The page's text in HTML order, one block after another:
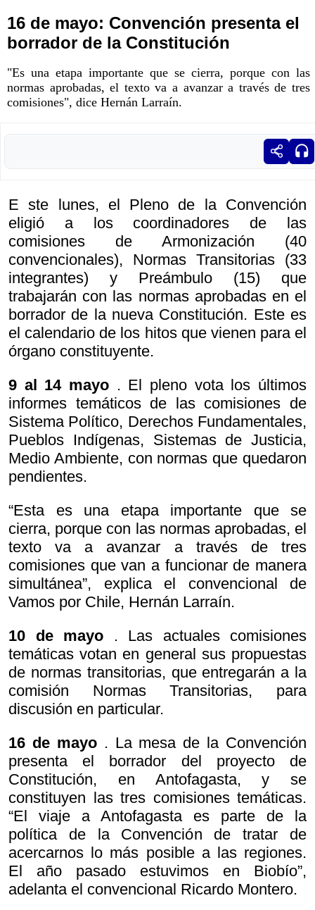
16 de mayo: Convención presenta el
borrador de la Constitución
"Es una etapa importante que se cierra, porque con las
normas aprobadas, el texto va a avanzar a través de tres
comisiones", dice Hernán Larraín.
E ste lunes, el Pleno de la Convención
eligió a los coordinadores de las
comisiones de Armonización (40
convencionales), Normas Transitorias (33
integrantes) y Preámbulo (15) que
trabajarán con las normas aprobadas en el
borrador de la nueva Constitución. Este es
el calendario de los hitos que vienen para el
órgano constituyente.
9 al 14 mayo . El pleno vota los últimos
informes temáticos de las comisiones de
Sistema Político, Derechos Fundamentales,
Pueblos Indígenas, Sistemas de Justicia,
Medio Ambiente, con normas que quedaron
pendientes.
“Esta es una etapa importante que se
cierra, porque con las normas aprobadas, el
texto va a avanzar a través de tres
comisiones que van a funcionar de manera
simultánea”, explica el convencional de
Vamos por Chile, Hernán Larraín.
10 de mayo . Las actuales comisiones
temáticas votan en general sus propuestas
de normas transitorias, que entregarán a la
comisión Normas Transitorias, para
discusión en particular.
16 de mayo. La mesa de la Convención
presenta el borrador del proyecto de
Constitución, en Antofagasta, y se
constituyen las tres comisiones temáticas.
“El viaje a Antofagasta es parte de la
política de la Convención de tratar de
acercarnos lo más posible a las regiones.
El año pasado estuvimos en Biobío”,
adelanta el convencional Ricardo Montero.